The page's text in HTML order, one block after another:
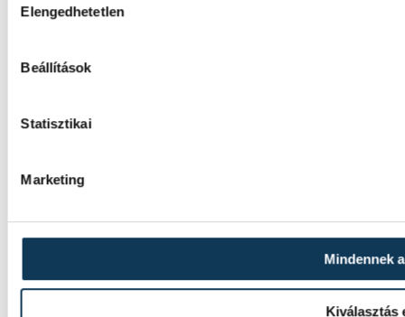
Elengedhetetlen
Beállítások
Statisztikai
Marketing
Mindennek
Kiválasztás